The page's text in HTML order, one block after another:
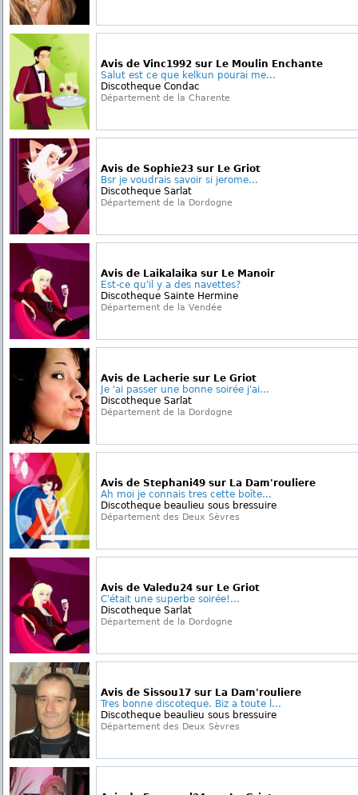
Avis de Vinc1992 sur Le Moulin Enchante
Salut est ce que kelkun pourai me...
Discotheque Condac
Département de la Charente
Avis de Sophie23 sur Le Griot
Bsr je voudrais savoir si jerome...
Discotheque Sarlat
Département de la Dordogne
Avis de Laikalaika sur Le Manoir
Est-ce qu'il y a des navettes?
Discotheque Sainte Hermine
Département de la Vendée
Avis de Lacherie sur Le Griot
Je 'ai passer une bonne soirée j'ai...
Discotheque Sarlat
Département de la Dordogne
Avis de Stephani49 sur La Dam'rouliere
Ah moi je connais tres cette boîte...
Discotheque beaulieu sous bressuire
Département des Deux Sèvres
Avis de Valedu24 sur Le Griot
C'était une superbe soirée!...
Discotheque Sarlat
Département de la Dordogne
Avis de Sissou17 sur La Dam'rouliere
Tres bonne discoteque. Biz a toute l...
Discotheque beaulieu sous bressuire
Département des Deux Sèvres